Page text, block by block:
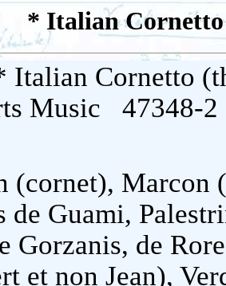
* Italian
Italian Cornetto
Music 47348-2
(cornet), Marcon
de Guami,
Gorzanis, de
et non Jean),